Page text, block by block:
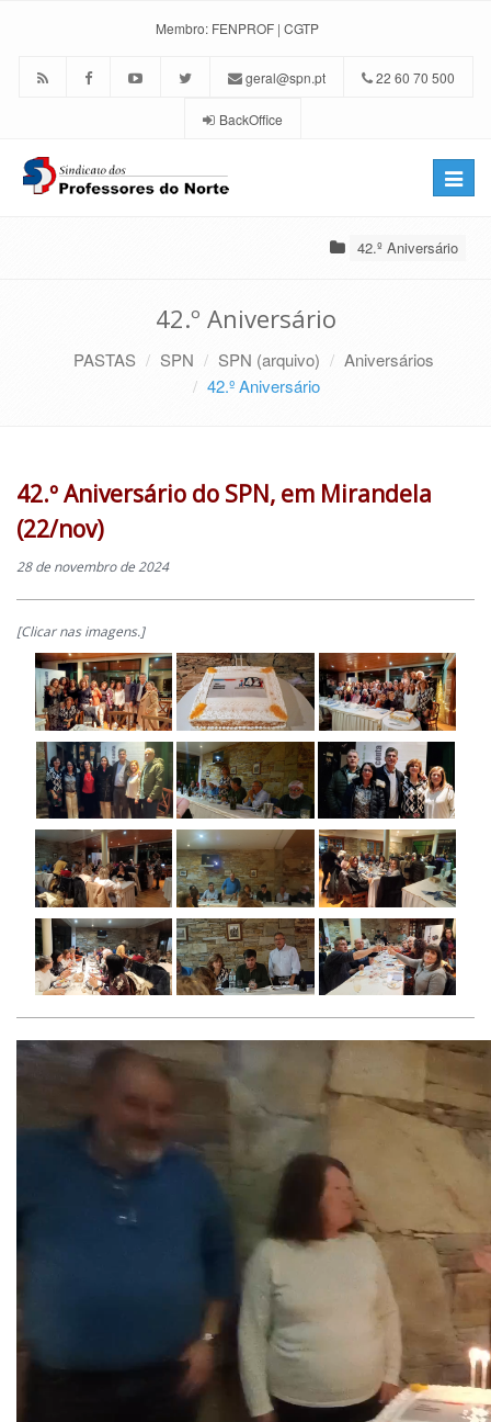
Membro: FENPROF | CGTP
geral@spn.pt 22 60 70 500
BackOffice
Toggle
42.º Aniversário
42.º Aniversário
PASTAS SPN SPN (arquivo)
Aniversários
42.º Aniversário
42.º Aniversário do SPN, em Mirandela
(22/nov)
28 de novembro de 2024
[Clicar nas imagens.]